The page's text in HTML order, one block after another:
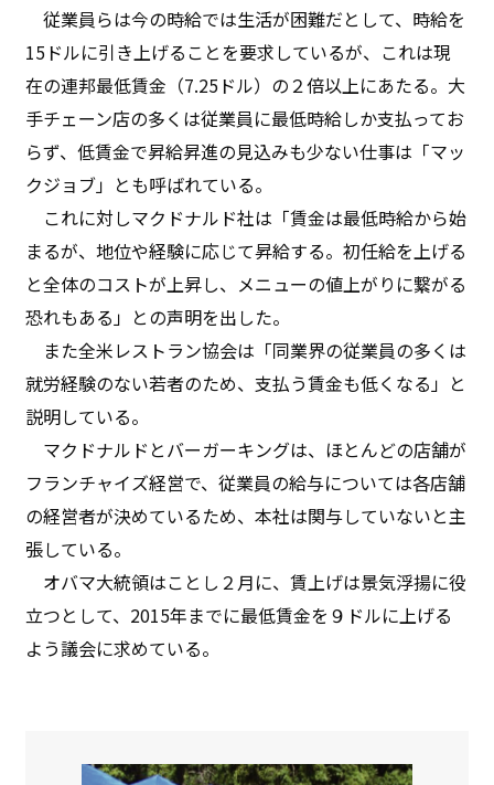
従業員らは今の時給では生活が困難だとして、時給を
15ドルに引き上げることを要求しているが、これは現
在の連邦最低賃金（7.25ドル）の２倍以上にあたる。大
手チェーン店の多くは従業員に最低時給しか支払ってお
らず、低賃金で昇給昇進の見込みも少ない仕事は「マッ
クジョブ」とも呼ばれている。
これに対しマクドナルド社は「賃金は最低時給から始
まるが、地位や経験に応じて昇給する。初任給を上げる
と全体のコストが上昇し、メニューの値上がりに繋がる
恐れもある」との声明を出した。
また全米レストラン協会は「同業界の従業員の多くは
就労経験のない若者のため、支払う賃金も低くなる」と
説明している。
マクドナルドとバーガーキングは、ほとんどの店舗が
フランチャイズ経営で、従業員の給与については各店舗
の経営者が決めているため、本社は関与していないと主
張している。
オバマ大統領はことし２月に、賃上げは景気浮揚に役
立つとして、2015年までに最低賃金を９ドルに上げる
よう議会に求めている。